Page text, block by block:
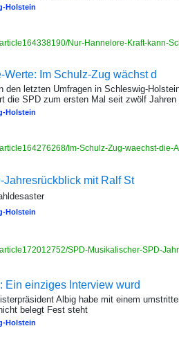
Holstein
Nur-Hannelore-Kraft-kann-
Im Schulz-Zug wächst d
den letzten Umfragen in Schleswig-
die SPD zum ersten Mal seit zwölf Jahren
Holstein
Im-Schulz-Zug-waechst-die-
mit Ralf St
Holstein
SPD-Musikalischer-SPD-
Ein einziges Interview wurd
Albig habe mit einem
belegt Fest steht
Holstein